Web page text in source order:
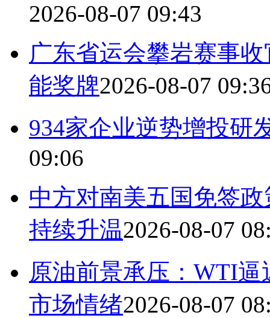
2026-08-07 09:43
广东省运会攀岩赛事
能奖牌2026-08-07
934家企业逆势增投研
09:06
中方对南美五国免签
持续升温2026-08-07
原油前景承压：WTI
市场情绪2026-08-07